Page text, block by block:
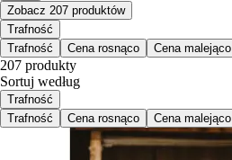
Zobacz 207 produktów
Trafność
Trafność
Cena rosnąco Cena malejąco
207 produkty
Sortuj według
Trafność
Trafność
Cena rosnąco Cena malejąco